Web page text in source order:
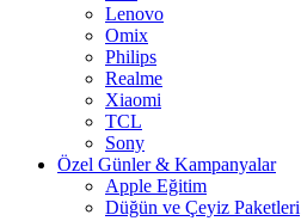
Lenovo
Omix
Philips
Realme
Xiaomi
TCL
Sony
Özel Günler & Kampanyalar
Apple Eğitim
Düğün ve Çeyiz Paketleri